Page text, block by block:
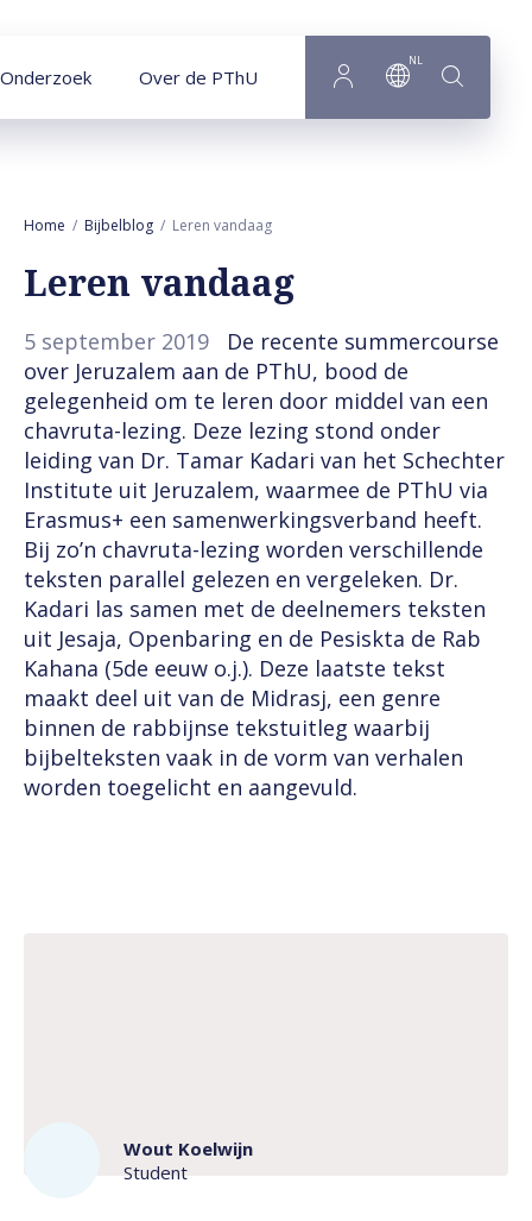
Onderzoek Over de PThU
NL
Home Bijbelblog Leren vandaag
Leren vandaag
5 september 2019
De recente summercourse
over Jeruzalem aan de PThU, bood de
gelegenheid om te leren door middel van een
chavruta-lezing. Deze lezing stond onder
leiding van Dr. Tamar Kadari van het Schechter
Institute uit Jeruzalem, waarmee de PThU via
Erasmus+ een samenwerkingsverband heeft.
Bij zo’n chavruta-lezing worden verschillende
teksten parallel gelezen en vergeleken. Dr.
Kadari las samen met de deelnemers teksten
uit Jesaja, Openbaring en de Pesiskta de Rab
Kahana (5de eeuw o.j.). Deze laatste tekst
maakt deel uit van de Midrasj, een genre
binnen de rabbijnse tekstuitleg waarbij
bijbelteksten vaak in de vorm van verhalen
worden toegelicht en aangevuld.
Wout Koelwijn
Student